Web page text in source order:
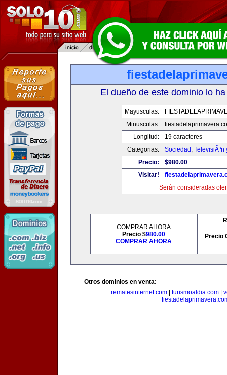
El dueño de este dominio lo
Mayusculas:
Minusculas:
Longitud:
19 caracteres
Categorias:
Sociedad , TelevisiÃ³n
Precio:
$980.00
Visitar!
Serán consideradas
COMPRAR AHORA
Precio $980.00
COMPRAR AHORA
Precio
Otros dominios en venta:
rematesinternet.com| turismoaldia.com|